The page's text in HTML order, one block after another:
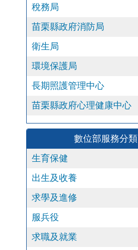
稅務局
苗栗縣政府消防局
衛生局
環境保護局
長期照護管理中心
苗栗縣政府心理健康中心
數位部服務分類
生育保健
出生及收養
求學及進修
服兵役
求職及就業